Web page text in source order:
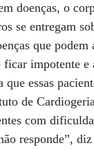
doenças, o
se entregam
que
ficar impotente
essas
de
com
responde”,